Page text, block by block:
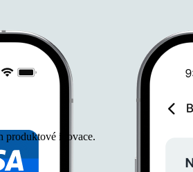
produktové inovace.